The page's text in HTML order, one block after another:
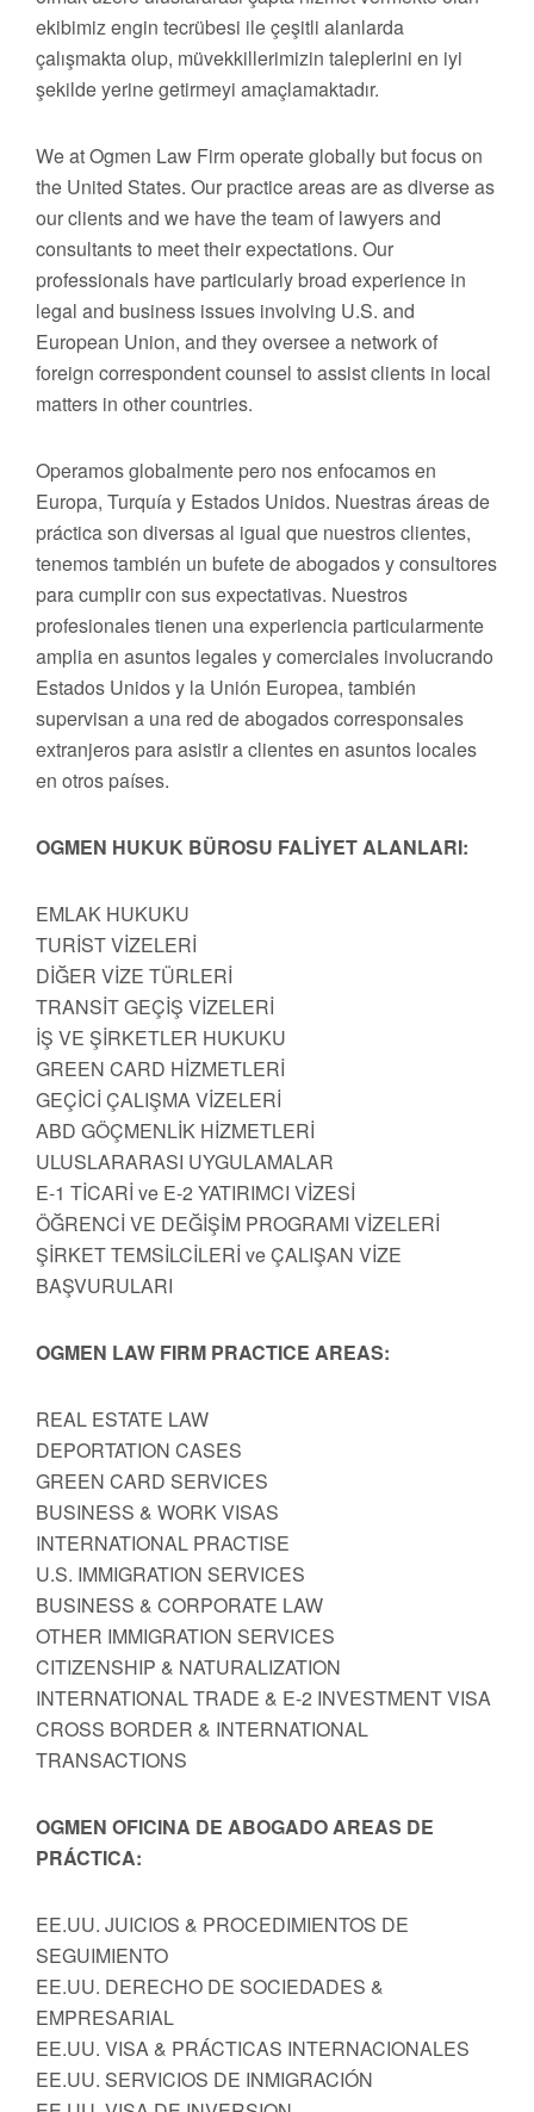
ekibimiz engin tecrübesi ile çeşitli alanlarda
çalışmakta olup, müvekkillerimizin taleplerini en iyi
şekilde yerine getirmeyi amaçlamaktadır.
We at Ogmen Law Firm operate globally but focus on
the United States. Our practice areas are as diverse as
our clients and we have the team of lawyers and
consultants to meet their expectations. Our
professionals have particularly broad experience in
legal and business issues involving U.S. and
European Union, and they oversee a network of
foreign correspondent counsel to assist clients in local
matters in other countries.
Operamos globalmente pero nos enfocamos en
Europa, Turquía y Estados Unidos. Nuestras áreas de
práctica son diversas al igual que nuestros clientes,
tenemos también un bufete de abogados y consultores
para cumplir con sus expectativas. Nuestros
profesionales tienen una experiencia particularmente
amplia en asuntos legales y comerciales involucrando
Estados Unidos y la Unión Europea, también
supervisan a una red de abogados corresponsales
extranjeros para asistir a clientes en asuntos locales
en otros países.
OGMEN HUKUK BÜROSU FALİYET ALANLARI:
EMLAK HUKUKU
TURİST VİZELERİ
DİĞER VİZE TÜRLERİ
TRANSİT GEÇİŞ VİZELERİ
İŞ VE ŞİRKETLER HUKUKU
GREEN CARD HİZMETLERİ
GEÇİCİ ÇALIŞMA VİZELERİ
ABD GÖÇMENLİK HİZMETLERİ
ULUSLARARASI UYGULAMALAR
E-1 TİCARİ ve E-2 YATIRIMCI VİZESİ
ÖĞRENCİ VE DEĞİŞİM PROGRAMI VİZELERİ
ŞİRKET TEMSİLCİLERİ ve ÇALIŞAN VİZE
BAŞVURULARI
OGMEN LAW FIRM PRACTICE AREAS:
REAL ESTATE LAW
DEPORTATION CASES
GREEN CARD SERVICES
BUSINESS & WORK VISAS
INTERNATIONAL PRACTISE
U.S. IMMIGRATION SERVICES
BUSINESS & CORPORATE LAW
OTHER IMMIGRATION SERVICES
CITIZENSHIP & NATURALIZATION
INTERNATIONAL TRADE & E-2 INVESTMENT VISA
CROSS BORDER & INTERNATIONAL
TRANSACTIONS
OGMEN OFICINA DE ABOGADO AREAS DE
PRÁCTICA:
EE.UU. JUICIOS & PROCEDIMIENTOS DE
SEGUIMIENTO
EE.UU. DERECHO DE SOCIEDADES &
EMPRESARIAL
EE.UU. VISA & PRÁCTICAS INTERNACIONALES
EE.UU. SERVICIOS DE INMIGRACIÓN